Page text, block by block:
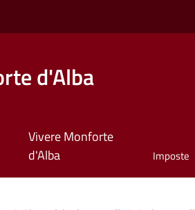
d'Alba
Vivere Monforte
d'Alba
Imposte